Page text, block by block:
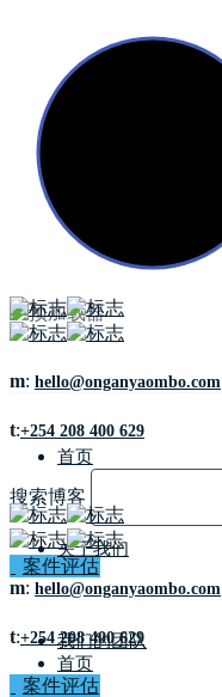
m: hello@onganyaombo.com
t:+254 208 400 629
搜索博客
案件评估
首页
关于我们
我们的团队
m: hello@onganyaombo.com
t:+254 208 400 629
案件评估
首页